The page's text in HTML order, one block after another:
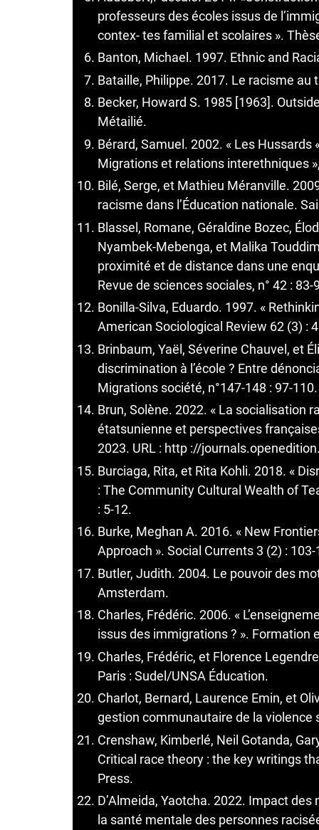
professeurs des écoles issus de
contex- tes familial et scolaires ».
Banton, Michael. 1997. Ethnic and
Bataille, Philippe. 2017. Le racisme au
Becker, Howard S. 1985 [1963].
Métailié.
Bérard, Samuel. 2002. « Les Hussards
Migrations et relations interethniques
Bilé, Serge, et Mathieu Méranville.
racisme dans l’Éducation nationale.
Blassel, Romane, Géraldine Bozec,
Nyambek-Mebenga, et Malika
proximité et de distance dans une
Revue de sciences sociales, n° 42 : 83-
Bonilla-Silva, Eduardo. 1997. «
American Sociological Review 62 (3) :
Brinbaum, Yaël, Séverine Chauvel, et
discrimination à l’école ? Entre
Migrations société, n°147-148 : 97-110.
Brun, Solène. 2022. « La socialisation
étatsunienne et perspectives
2023. URL : http ://
Burciaga, Rita, et Rita Kohli. 2018. «
: The Community Cultural Wealth of
: 5-12.
Burke, Meghan A. 2016. « New
Approach ». Social Currents 3 (2) :
Butler, Judith. 2004. Le pouvoir des
Amsterdam.
Charles, Frédéric. 2006. «
issus des immigrations ? ». Formation
Charles, Frédéric, et Florence
Paris : Sudel/UNSA Éducation.
Charlot, Bernard, Laurence Emin, et
gestion communautaire de la violence
Crenshaw, Kimberlé, Neil Gotanda,
Critical race theory : the key writings
Press.
D’Almeida, Yaotcha. 2022. Impact
la santé mentale des personnes